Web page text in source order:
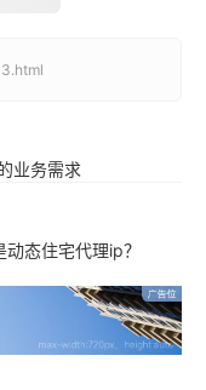
业务需求
态住宅代理ip？